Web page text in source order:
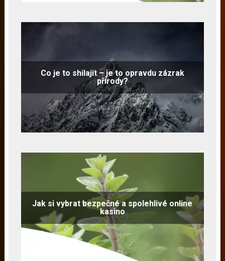
Co je to shilajit – je to opravdu zázrak
přírody?
Jak si vybrat bezpečné a spolehlivé online
kasino